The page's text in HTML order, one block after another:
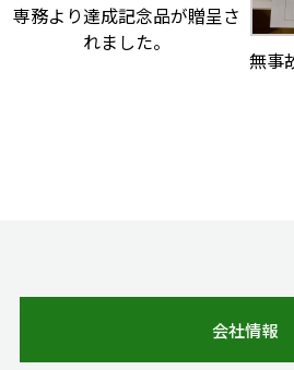
専務より達成記念品が贈呈さ
れました。
無事
会社情報